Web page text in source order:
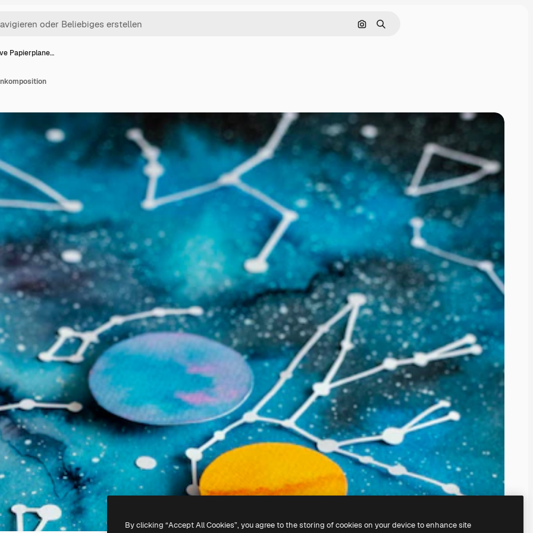
Nach Bild suchen
Suchen
Papierplane…
By clicking “Accept All Cookies”, you agree to the storing of cookies on your device to enhance site